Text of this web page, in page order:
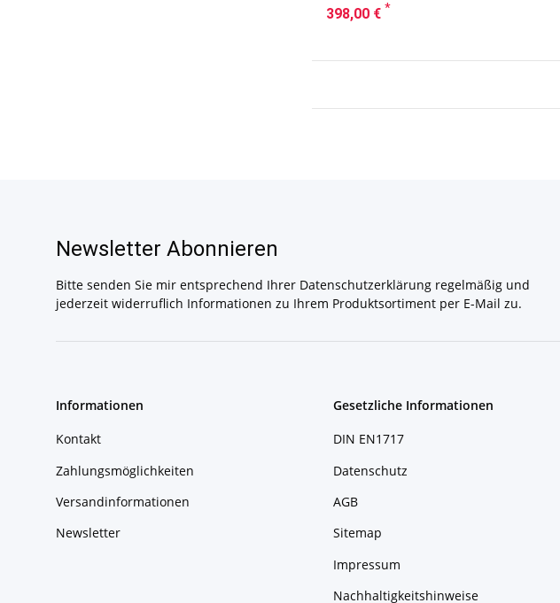
398,00 € *
Newsletter Abonnieren
Bitte senden Sie mir entsprechend Ihrer Datenschutzerklärung regelmäßig und
jederzeit widerruflich Informationen zu Ihrem Produktsortiment per E-Mail zu.
Informationen
Kontakt
Zahlungsmöglichkeiten
Versandinformationen
Newsletter
Gesetzliche Informationen
DIN EN1717
Datenschutz
AGB
Sitemap
Impressum
Nachhaltigkeitshinweise